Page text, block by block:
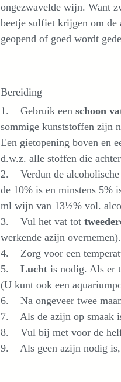
ongezwavelde wijn. Want
beetje sulfiet krijgen om
geopend of goed wordt
Bereiding
1. Gebruik een schoon
sommige kunststoffen zijn
Een gietopening boven en
d.w.z. alle stoffen die
2. Verdun de alcoholische
de 10% is en minstens 5%
ml wijn van 13½% vol.
3. Vul het vat tot
werkende azijn overnemen).
4. Zorg voor een
5. Lucht is nodig. Als er
(U kunt ook een
6. Na ongeveer twee
7. Als de azijn op smaak
8. Vul bij met voor de helft
9. Als geen azijn nodig is,